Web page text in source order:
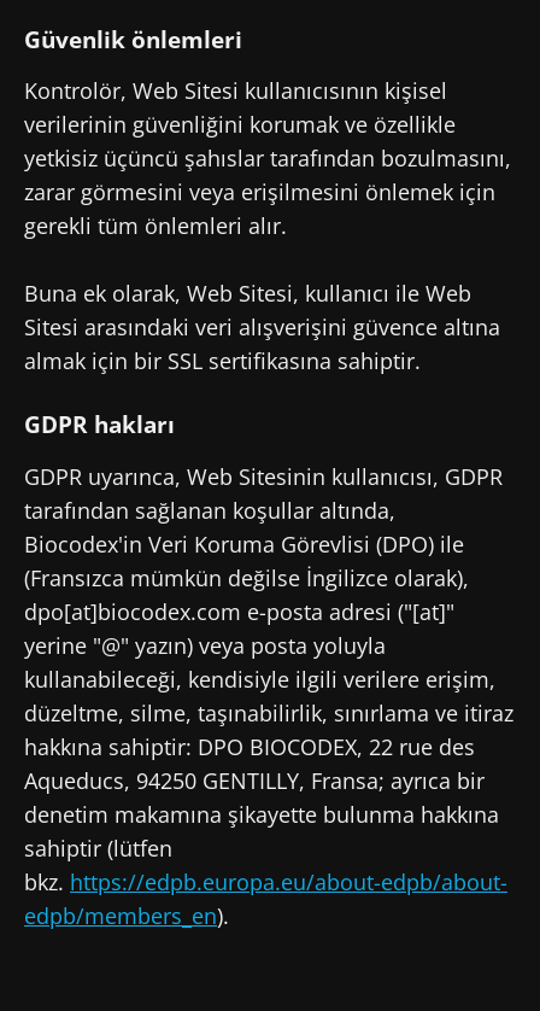
Güvenlik önlemleri
Kontrolör, Web Sitesi kullanıcısının kişisel
verilerinin güvenliğini korumak ve özellikle
yetkisiz üçüncü şahıslar tarafından bozulmasını,
zarar görmesini veya erişilmesini önlemek için
gerekli tüm önlemleri alır.
Buna ek olarak, Web Sitesi, kullanıcı ile Web
Sitesi arasındaki veri alışverişini güvence altına
almak için bir SSL sertifikasına sahiptir.
GDPR hakları
GDPR uyarınca, Web Sitesinin kullanıcısı, GDPR
tarafından sağlanan koşullar altında,
Biocodex'in Veri Koruma Görevlisi (DPO) ile
(Fransızca mümkün değilse İngilizce olarak),
dpo[at]biocodex.com e-posta adresi ("[at]"
yerine "@" yazın) veya posta yoluyla
kullanabileceği, kendisiyle ilgili verilere erişim,
düzeltme, silme, taşınabilirlik, sınırlama ve itiraz
hakkına sahiptir: DPO BIOCODEX, 22 rue des
Aqueducs, 94250 GENTILLY, Fransa; ayrıca bir
denetim makamına şikayette bulunma hakkına
sahiptir (lütfen
bkz. https://edpb.europa.eu/about-edpb/about-
edpb/members_en).